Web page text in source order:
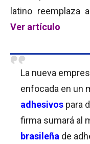
latino reemplaza
Ver artículo
La nueva
enfocada en un
adhesivos para
firma sumará al
brasileña de